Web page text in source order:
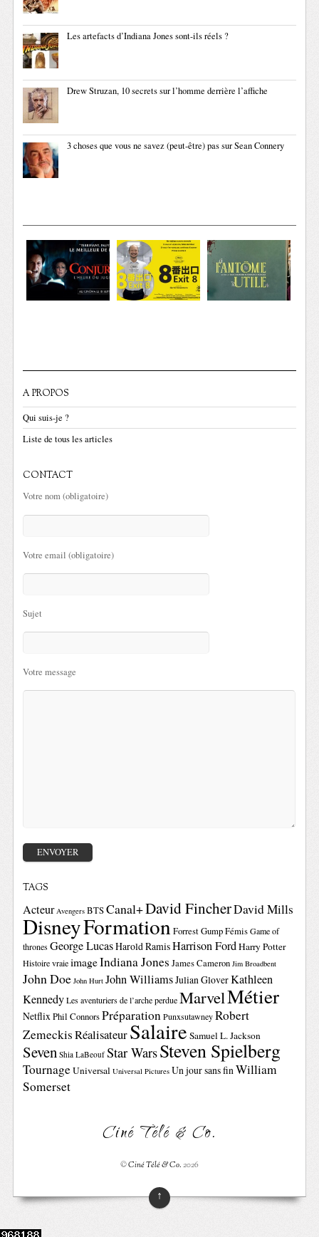
Les artefacts d’Indiana Jones sont-ils réels ?
Drew Struzan, 10 secrets sur l’homme derrière l’affiche
3 choses que vous ne savez (peut-être) pas sur Sean Connery
A PROPOS
Qui suis-je ?
Liste de tous les articles
CONTACT
Votre nom (obligatoire)
Votre email (obligatoire)
Sujet
Votre message
TAGS
Acteur Avengers BTSCanal+David FincherDavid Mills
DisneyFormationForrest GumpFémis Game of
thrones George LucasHarold RamisHarrison FordHarry Potter
Histoire vraie imageIndiana Jones James Cameron Jim Broadbent
John Doe John Hurt John WilliamsJulian GloverKathleen
Kennedy Les aventuriers de l’arche perdue MarvelMétier
NetflixPhil ConnorsPréparation Punxsutawney Robert
ZemeckisRéalisateurSalaire Samuel L. Jackson
Seven Shia LaBeouf Star WarsSteven Spielberg
TournageUniversal Universal Pictures Un jour sans finWilliam
Somerset
Ciné Télé & Co.
©Ciné Télé & Co.2026
↑